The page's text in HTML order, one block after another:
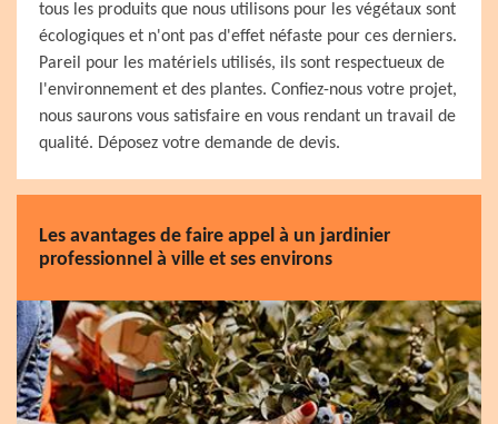
tous les produits que nous utilisons pour les végétaux sont
écologiques et n'ont pas d'effet néfaste pour ces derniers.
Pareil pour les matériels utilisés, ils sont respectueux de
l'environnement et des plantes. Confiez-nous votre projet,
nous saurons vous satisfaire en vous rendant un travail de
qualité. Déposez votre demande de devis.
Les avantages de faire appel à un jardinier
professionnel à ville et ses environs